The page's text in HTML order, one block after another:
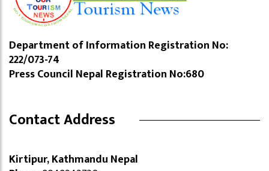
Department of Information Registration No:
222/073-74
Press Council Nepal Registration No:680
Contact Address
Kirtipur, Kathmandu Nepal